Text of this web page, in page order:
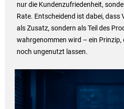
nur die Kundenzufriedenheit,
Rate. Entscheidend ist dabei,
als Zusatz, sondern als Teil des
wahrgenommen wird – ein Prinzip,
noch ungenutzt lassen.